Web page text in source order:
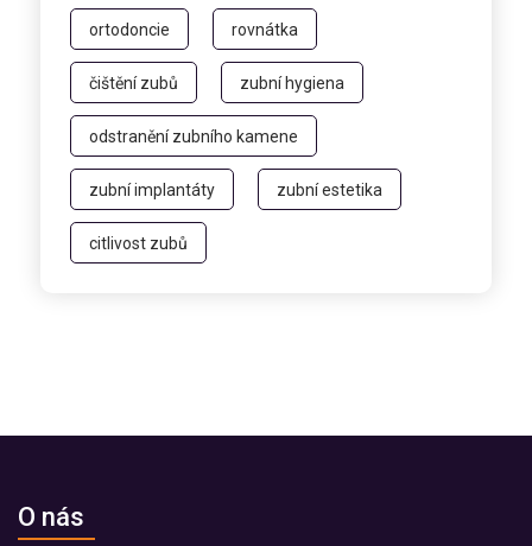
ortodoncie rovnátka
čištění zubů zubní hygiena
odstranění zubního kamene
zubní implantáty zubní estetika
citlivost zubů
O nás